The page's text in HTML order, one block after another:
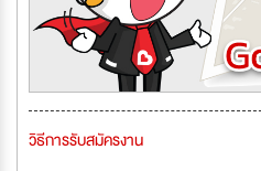
วิธีการรับสมัครงาน